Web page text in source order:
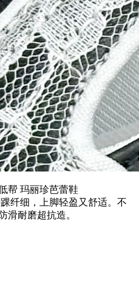
帮 玛丽珍芭蕾鞋
纤细，上脚轻盈又舒适。不
滑耐磨超抗造。